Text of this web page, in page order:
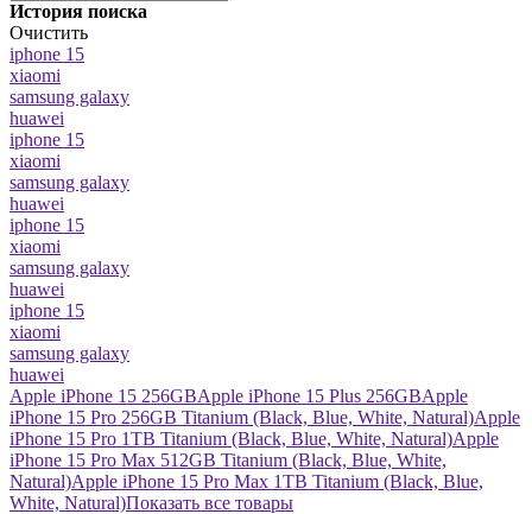
История поиска
Очистить
iphone 15
xiaomi
samsung galaxy
huawei
iphone 15
xiaomi
samsung galaxy
huawei
iphone 15
xiaomi
samsung galaxy
huawei
iphone 15
xiaomi
samsung galaxy
huawei
Apple iPhone 15 256GBApple iPhone 15 Plus 256GBApple
iPhone 15 Pro 256GB Titanium (Black, Blue, White, Natural)Apple
iPhone 15 Pro 1TB Titanium (Black, Blue, White, Natural)Apple
iPhone 15 Pro Max 512GB Titanium (Black, Blue, White,
Natural)Apple iPhone 15 Pro Max 1TB Titanium (Black, Blue,
White, Natural)Показать все товары